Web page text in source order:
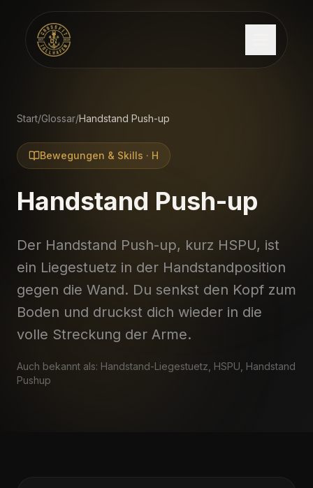
Start/Glossar/Handstand Push-up
Bewegungen & Skills · H
Handstand Push-up
Der Handstand Push-up, kurz HSPU, ist
ein Liegestuetz in der Handstandposition
gegen die Wand. Du senkst den Kopf zum
Boden und druckst dich wieder in die
volle Streckung der Arme.
Auch bekannt als: Handstand-Liegestuetz, HSPU, Handstand
Pushup